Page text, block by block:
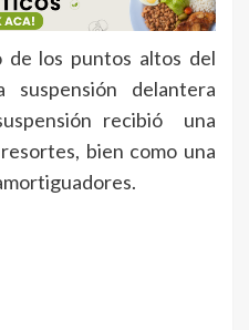
de los puntos altos del
delantera
recibió una
bien como una